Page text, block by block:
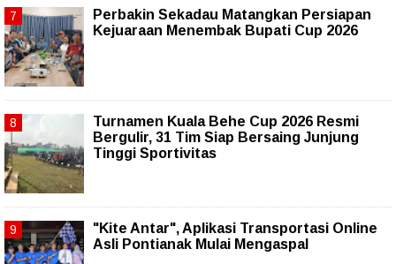
Perbakin Sekadau Matangkan Persiapan
Kejuaraan Menembak Bupati Cup 2026
Turnamen Kuala Behe Cup 2026 Resmi
Bergulir, 31 Tim Siap Bersaing Junjung
Tinggi Sportivitas
"Kite Antar", Aplikasi Transportasi Online
Asli Pontianak Mulai Mengaspal